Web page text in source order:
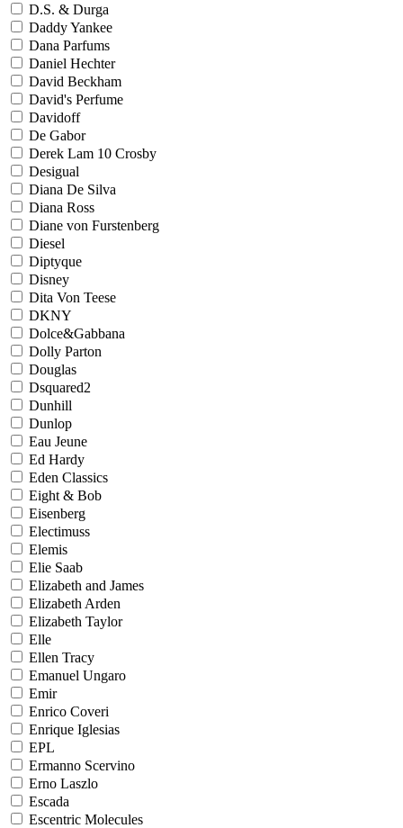
D.S. & Durga
Daddy Yankee
Dana Parfums
Daniel Hechter
David Beckham
David's Perfume
Davidoff
De Gabor
Derek Lam 10 Crosby
Desigual
Diana De Silva
Diana Ross
Diane von Furstenberg
Diesel
Diptyque
Disney
Dita Von Teese
DKNY
Dolce&Gabbana
Dolly Parton
Douglas
Dsquared2
Dunhill
Dunlop
Eau Jeune
Ed Hardy
Eden Classics
Eight & Bob
Eisenberg
Electimuss
Elemis
Elie Saab
Elizabeth and James
Elizabeth Arden
Elizabeth Taylor
Elle
Ellen Tracy
Emanuel Ungaro
Emir
Enrico Coveri
Enrique Iglesias
EPL
Ermanno Scervino
Erno Laszlo
Escada
Escentric Molecules